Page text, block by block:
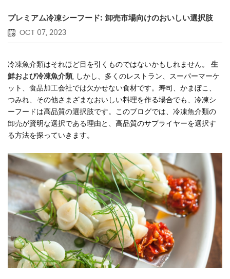
プレミアム冷凍シーフード: 卸売市場向けのおいしい選択肢
OCT 07, 2023
冷凍魚介類はそれほど目を引くものではないかもしれません。 生
鮮および冷凍魚介類, しかし、多くのレストラン、スーパーマーケ
ット、食品加工会社では欠かせない食材です。寿司、かまぼこ、
つみれ、その他さまざまなおいしい料理を作る場合でも、冷凍シ
ーフードは高品質の選択肢です。このブログでは、冷凍魚介類の
卸売が賢明な選択である理由と、高品質のサプライヤーを選択す
る方法を探っていきます。